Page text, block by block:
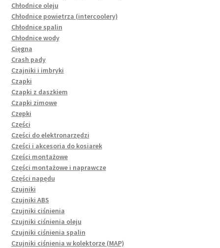
Chłodnice oleju
Chłodnice powietrza (intercoolery)
Chłodnice spalin
Chłodnice wody
Cięgna
Crash pady
Czajniki i imbryki
Czapki
Czapki z daszkiem
Czapki zimowe
Czepki
Części
Części do elektronarzędzi
Części i akcesoria do kosiarek
Części montażowe
Części montażowe i naprawcze
Części napędu
Czujniki
Czujniki ABS
Czujniki ciśnienia
Czujniki ciśnienia oleju
Czujniki ciśnienia spalin
Czujniki ciśnienia w kolektorze (MAP)